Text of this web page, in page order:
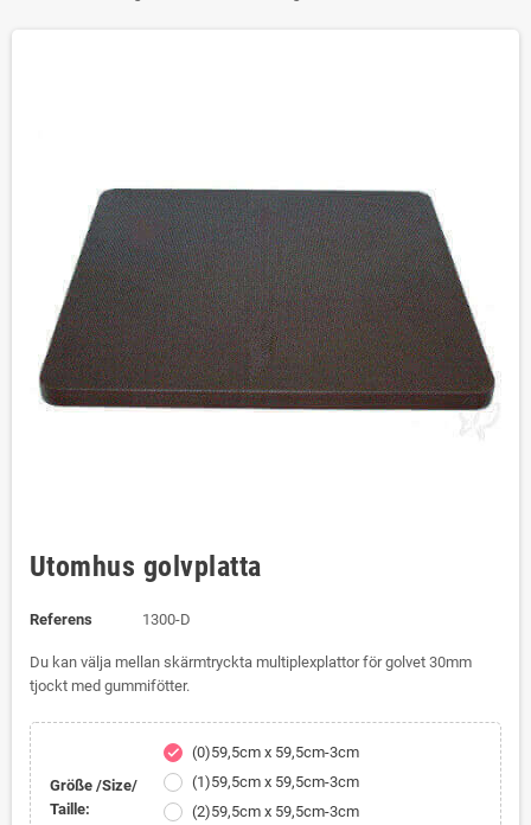
Utomhus golvplatta
Referens 1300-D
Du kan välja mellan skärmtryckta multiplexplattor för golvet 30mm
tjockt med gummifötter.
Größe /Size/
Taille:
check
(0)59,5cm x 59,5cm-3cm
(1)59,5cm x 59,5cm-3cm
(2)59,5cm x 59,5cm-3cm